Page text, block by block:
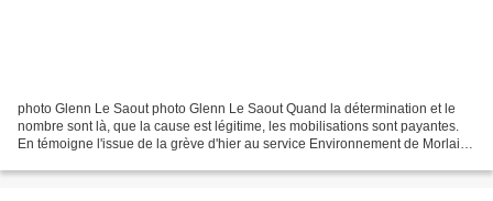
photo Glenn Le Saout photo Glenn Le Saout Quand la détermination et le
nombre sont là, que la cause est légitime, les mobilisations sont payantes.
En témoigne l'issue de la grève d'hier au service Environnement de Morlaix